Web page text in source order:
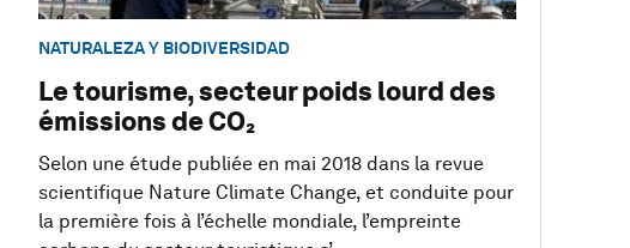
NATURALEZA Y BIODIVERSIDAD
Le tourisme, secteur poids lourd des
émissions de CO₂
Selon une étude publiée en mai 2018 dans la revue
scientifique Nature Climate Change, et conduite pour
la première fois à l’échelle mondiale, l’empreinte